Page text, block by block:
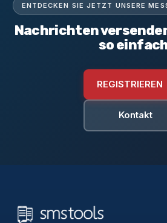
ENTDECKEN SIE JETZT UNSERE
Nachrichten
so
REGISTRIEREN
Kontakt